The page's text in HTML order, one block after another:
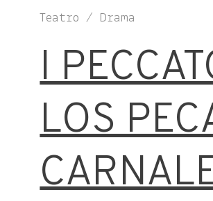
Teatro / Drama
I
LOS